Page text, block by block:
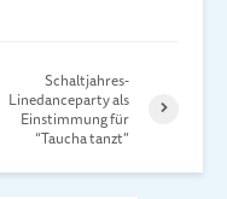
Schaltjahres-
Linedanceparty als
Einstimmung für
“Taucha tanzt”